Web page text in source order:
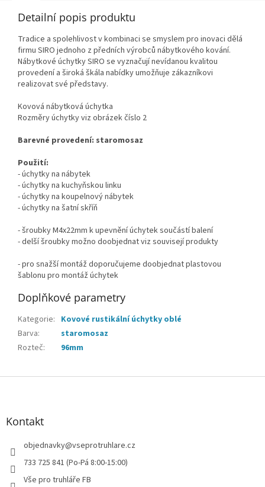
Detailní popis produktu
Tradice a spolehlivost v kombinaci se smyslem pro inovaci dělá
firmu SIRO jednoho z předních výrobců nábytkového kování.
Nábytkové úchytky SIRO se vyznačují nevídanou kvalitou
provedení a široká škála nabídky umožňuje zákazníkovi
realizovat své představy.
Kovová nábytková úchytka
Rozměry úchytky viz obrázek číslo 2
Barevné provedení: staromosaz
Použití:
- úchytky na nábytek
- úchytky na kuchyňskou linku
- úchytky na koupelnový nábytek
- úchytky na šatní skříň
- šroubky M4x22mm k upevnění úchytek součástí balení
- delší šroubky možno doobjednat viz souvisejí produkty
- pro snažší montáž doporučujeme doobjednat plastovou
šablonu pro montáž úchytek
Doplňkové parametry
Kategorie: Kovové rustikální úchytky oblé
Barva:
staromosaz
Rozteč: 96mm
Z
Kontakt
objednavky@vseprotruhlare.cz
733 725 841 (Po-Pá 8:00-15:00)
Vše pro truhláře FB